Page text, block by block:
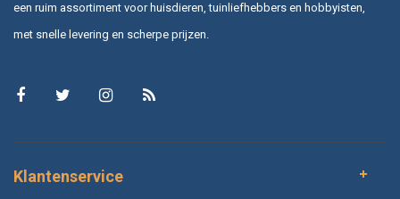
een ruim assortiment voor huisdieren, tuinliefhebbers en hobbyisten,
met snelle levering en scherpe prijzen.
Klantenservice